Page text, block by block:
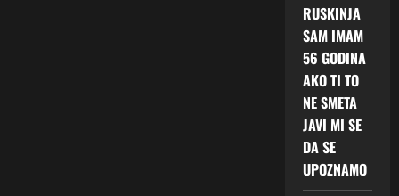
RUSKINJA
SAM IMAM
56 GODINA
AKO TI TO
NE SMETA
JAVI MI SE
DA SE
UPOZNAMO